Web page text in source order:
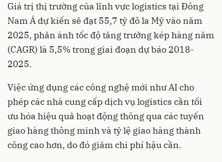
Giá trị thị trường của lĩnh vực logistics tại Đông
Nam Á dự kiến ​​sẽ đạt 55,7 tỷ đô la Mỹ vào năm
2025, phản ánh tốc độ tăng trưởng kép hàng năm
(CAGR) là 5,5% trong giai đoạn dự báo 2018-
2025.
Việc ứng dụng các công nghệ mới như AI cho
phép các nhà cung cấp dịch vụ logistics cần tối
ưu hóa hiệu quả hoạt động thông qua các tuyến
giao hàng thông minh và tỷ lệ giao hàng thành
công cao hơn, do đó giảm chi phí hậu cần.